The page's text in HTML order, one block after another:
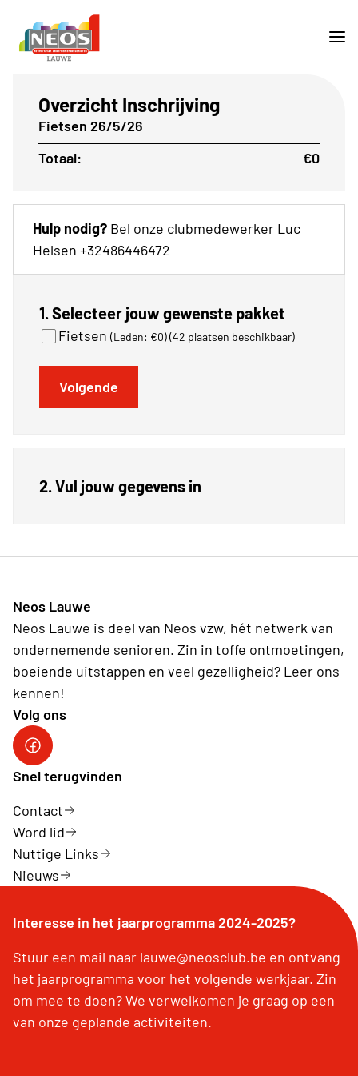
1. Selecteer jouw gewenste pakket
Fietsen (Leden: €0)(42 plaatsen beschikbaar)
Volgende
2. Vul jouw gegevens in
Overzicht Inschrijving
Fietsen 26/5/26
Totaal:
€0
Hulp nodig? Bel onze clubmedewerker Luc
Helsen +32486446472
Neos Lauwe
Neos Lauwe is deel van Neos vzw, hét netwerk van
ondernemende senioren. Zin in toffe ontmoetingen,
boeiende uitstappen en veel gezelligheid? Leer ons
kennen!
Volg ons
Facebook Neos Lauwe
Snel terugvinden
Contact
Word lid
Nuttige Links
Nieuws
Interesse in het jaarprogramma 2024-2025?
Stuur een mail naar lauwe@neosclub.be en ontvang
het jaarprogramma voor het volgende werkjaar. Zin
om mee te doen? We verwelkomen je graag op een
van onze geplande activiteiten.